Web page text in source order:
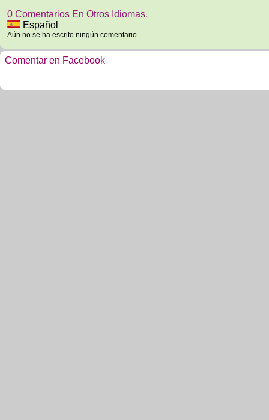
0 Comentarios En Otros Idiomas.
Español
Aún no se ha escrito ningún comentario.
Comentar en Facebook